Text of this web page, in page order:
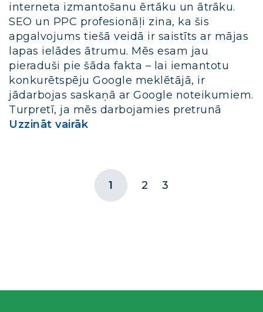
interneta izmantošanu ērtāku un ātrāku.
SEO un PPC profesionāļi zina, ka šis
apgalvojums tiešā veidā ir saistīts ar mājas
lapas ielādes ātrumu. Mēs esam jau
pieraduši pie šāda fakta – lai iemantotu
konkurētspēju Google meklētājā, ir
jādarbojas saskaņā ar Google noteikumiem.
Turpretī, ja mēs darbojamies pretrunā
Uzzināt vairāk
1 2 3